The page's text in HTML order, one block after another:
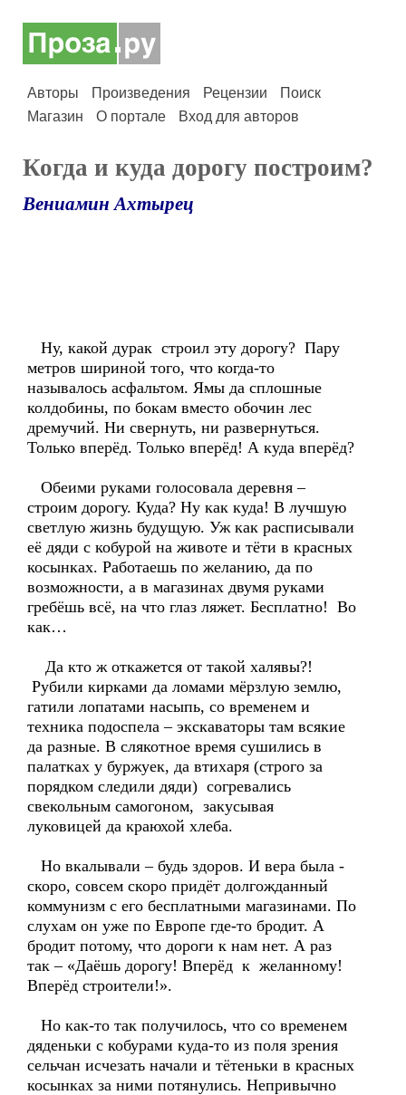
Авторы Произведения Рецензии
Поиск
Магазин
О портале Вход для авторов
Когда и куда дорогу построим?
Вениамин Ахтырец
Ну, какой дурак строил эту дорогу? Пару
метров шириной того, что когда-то
называлось асфальтом. Ямы да сплошные
колдобины, по бокам вместо обочин лес
дремучий. Ни свернуть, ни развернуться.
Только вперёд. Только вперёд! А куда вперёд?
Обеими руками голосовала деревня –
строим дорогу. Куда? Ну как куда! В лучшую
светлую жизнь будущую. Уж как расписывали
её дяди с кобурой на животе и тёти в красных
косынках. Работаешь по желанию, да по
возможности, а в магазинах двумя руками
гребёшь всё, на что глаз ляжет. Бесплатно! Во
как…
Да кто ж откажется от такой халявы?!
Рубили кирками да ломами мёрзлую землю,
гатили лопатами насыпь, со временем и
техника подоспела – экскаваторы там всякие
да разные. В слякотное время сушились в
палатках у буржуек, да втихаря (строго за
порядком следили дяди) согревались
свекольным самогоном, закусывая
луковицей да краюхой хлеба.
Но вкалывали – будь здоров. И вера была -
скоро, совсем скоро придёт долгожданный
коммунизм с его бесплатными магазинами. По
слухам он уже по Европе где-то бродит. А
бродит потому, что дороги к нам нет. А раз
так – «Даёшь дорогу! Вперёд к желанному!
Вперёд строители!».
Но как-то так получилось, что со временем
дяденьки с кобурами куда-то из поля зрения
сельчан исчезать начали и тётеньки в красных
косынках за ними потянулись. Непривычно